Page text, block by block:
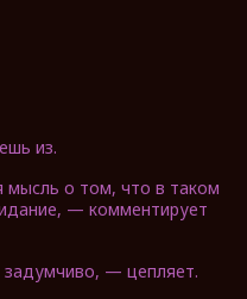
из.
о том, что в таком
— комментирует
— цепляет.